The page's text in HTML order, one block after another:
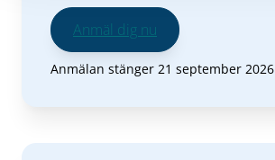
Anmäl dig nu
Anmälan stänger 21 september 2026